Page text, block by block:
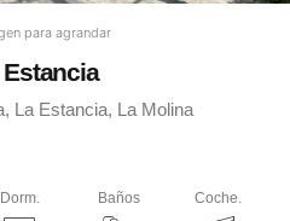
para agrandar
La Estancia, La Molina
Dorm. Baños Coche.